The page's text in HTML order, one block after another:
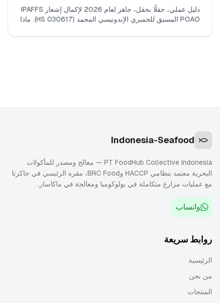
دليل عملي، حقلًا بحقل، جاهز لعام 2026 لإكمال إشعار IPAFFS
POAO المسبق للجمبري الإندونيسي المجمد (HS 030617). ماذا
Indonesia-Seafood
PT FoodHub Collective Indonesia — معالج ومصدر للمأكولات
البحرية معتمد بنظامي HACCP وBRC Food، مقره الرئيسي في جاكرتا
مع عمليات مزارع متكاملة في بولوكومبا ومعالجة في ماكاسار.
واتساب
روابط سريعة
الرئيسية
من نحن
المنتجات